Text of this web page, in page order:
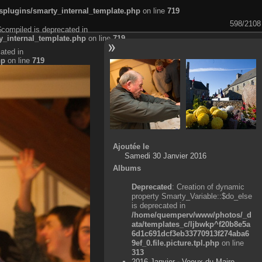
smarty_internal_template.php on line 719
598/2108
is deprecated in
on line 719
in
on line 719
Ajoutée le
Samedi 30 Janvier 2016
Albums
Deprecated: Creation of dynamic
property Smarty_Variable::$do_else
is deprecated in
/home/quemperv/www/photos/_d
ata/templates_c/ljbwkp^f20b8e5a
6d1c691dcf3eb33770913f274aba6
9ef_0.file.picture.tpl.php on line
313